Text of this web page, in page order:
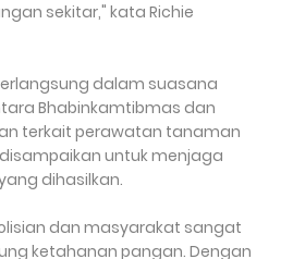
sekitar," kata Richie
dalam suasana
Bhabinkamtibmas dan
terkait perawatan tanaman
untuk menjaga
dihasilkan.
dan masyarakat sangat
ketahanan pangan. Dengan